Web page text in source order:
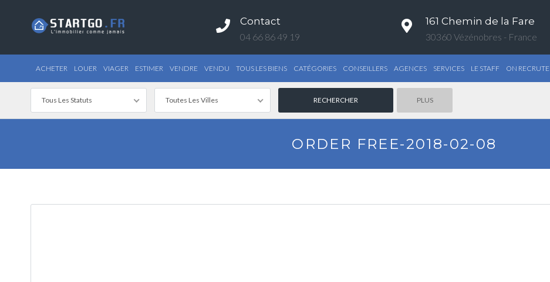
Contact
04 66 86 49 19
161 Chemin de la Fare
30360 Vézénobres - France
ACHETER LOUER VIAGER ESTIMER VENDRE VENDU TOUS LES BIENS CATÉGORIES CONSEILLERS AGENCES SERVICES LE STAFF ON RECRUTE
Tous Les Statuts Toutes Les Villes PLUS
ORDER FREE-2018-02-08